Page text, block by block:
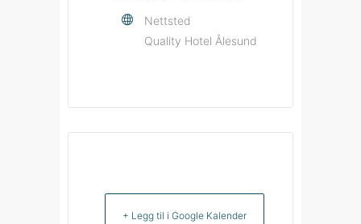
Nettsted
Quality Hotel Ålesund
+ Legg til i Google Kalender